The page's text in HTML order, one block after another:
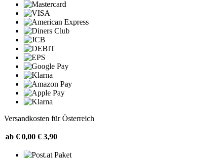
Versandkosten für Österreich
ab € 0,00 € 3,90